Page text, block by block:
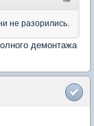
не разорились.
демонтажа